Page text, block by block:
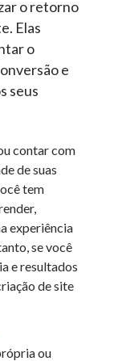
o retorno
Elas
o
e
seus
contar com
de suas
tem
experiência
se você
e resultados
de site
ou